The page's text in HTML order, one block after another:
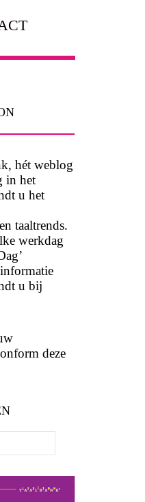
hét weblog
in het
u het
taaltrends.
werkdag
u bij
deze